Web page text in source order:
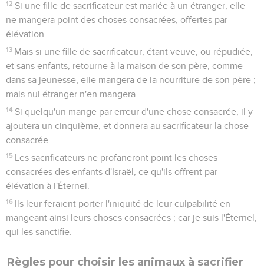
ferez aucune oeuvre ; c'est le sabbat de l'Éternel dans toutes
vos demeures.
4 Voici les fêtes de l'Éternel, les saintes convocations, que
vous publierez à leurs temps fixés.
La Pâque et la fête des Pains sans levain
5 Le premier mois, le quatorzième jour du mois, entre les
deux soirs, sera la Pâque de l'Éternel ;
6 Et le quinzième jour de ce mois, sera la fête des pains sans
levain à l'Éternel ; vous mangerez des pains sans levain
pendant sept jours.
7 Le premier jour vous aurez une sainte convocation ; vous
ne ferez aucune oeuvre servile.
8
Vous offrirez à l'Éternel, pendant sept jours, des sacrifices
faits par le feu. Le septième jour il y aura une sainte
convocation ; vous ne ferez aucune oeuvre servile.
La fête de la Première gerbe